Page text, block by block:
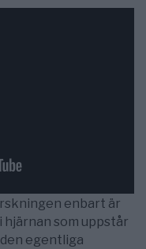
enbart är
som uppstår
egentliga